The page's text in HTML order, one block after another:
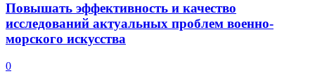
Повышать эффективность и качество
исследований актуальных проблем военно-
морского искусства
0